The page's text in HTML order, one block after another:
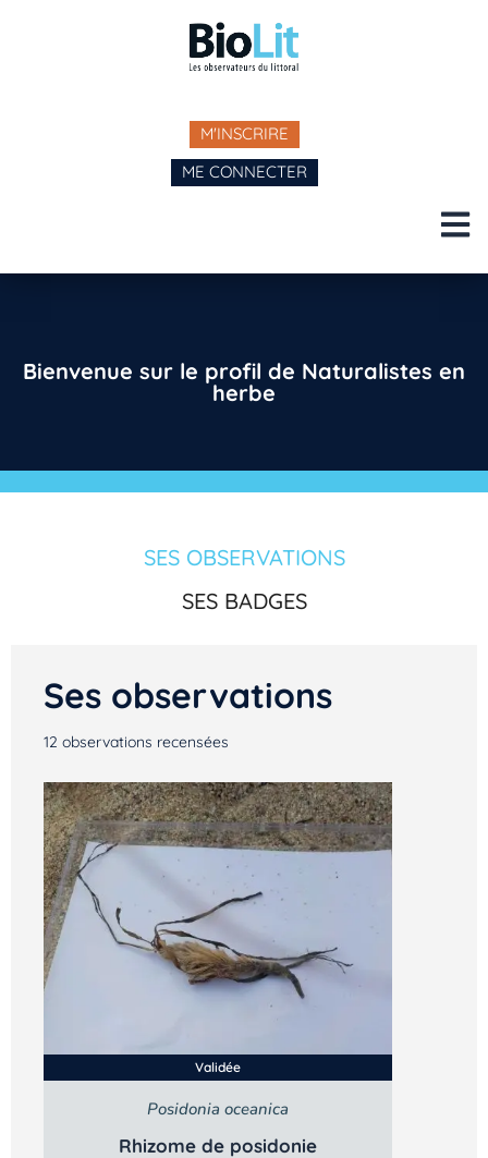
M'INSCRIRE
ME CONNECTER
Bienvenue sur le profil de Naturalistes en
herbe
SES OBSERVATIONS
SES BADGES
Ses observations
12 observations recensées
Validée
Posidonia oceanica
Rhizome de posidonie